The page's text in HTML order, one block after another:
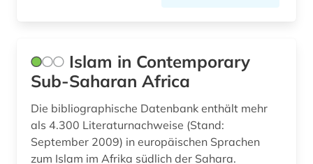
Islam in Contemporary
Sub-Saharan Africa
Die bibliographische Datenbank enthält mehr
als 4.300 Literaturnachweise (Stand:
September 2009) in europäischen Sprachen
zum Islam im Afrika südlich der Sahara.